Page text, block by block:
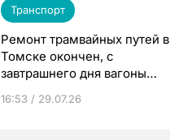
Транспорт
Ремонт трамвайных путей в
Томске окончен, с
завтрашнего дня вагоны
16:53 / 29.07.26